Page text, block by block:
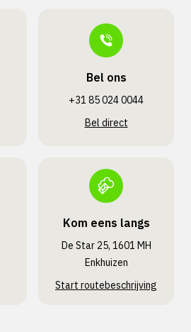
Bel ons
+31 85 024 0044
Bel direct
Kom eens langs
De Star 25, 1601 MH
Enkhuizen
Start routebeschrijving